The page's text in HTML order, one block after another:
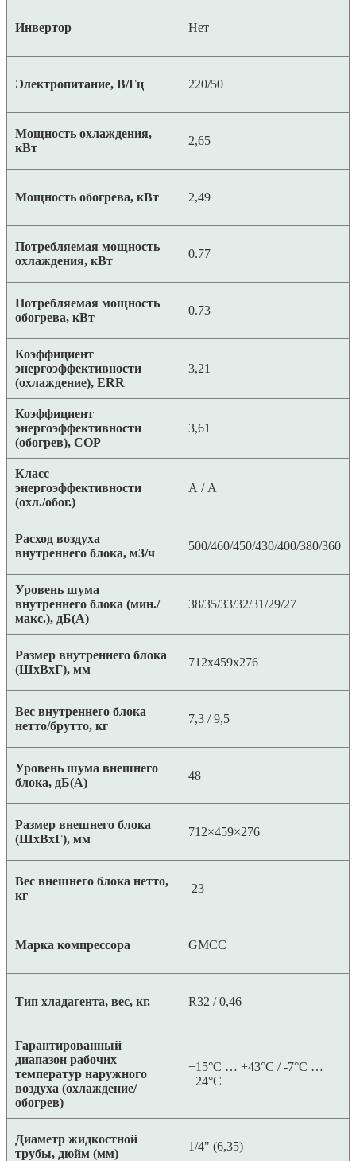
Инвертор Нет
Электропитание, В/Гц 220/50
Мощность охлаждения,
кВт
2,65
Мощность обогрева, кВт 2,49
Потребляемая мощность
охлаждения, кВт
0.77
Потребляемая мощность
обогрева, кВт
0.73
Коэффициент
энергоэффективности
(охлаждение), ERR
3,21
Коэффициент
энергоэффективности
(обогрев), COP
3,61
Класс
энергоэффективности
(охл./обог.)
A / A
Расход воздуха
внутреннего блока, м3/ч
500/460/450/430/400/380/360
Уровень шума
внутреннего блока (мин./
макс.), дБ(А)
38/35/33/32/31/29/27
Размер внутреннего блока
(ШхВхГ), мм
712x459x276
Вес внутреннего блока
нетто/брутто, кг
7,3 / 9,5
Уровень шума внешнего
блока, дБ(А)
48
Размер внешнего блока
(ШхВхГ), мм
712×459×276
Вес внешнего блока нетто,
кг
23
Марка компрессора GMCC
Тип хладагента, вес, кг. R32 / 0,46
Гарантированный
диапазон рабочих
температур наружного
воздуха (охлаждение/
обогрев)
+15°C … +43°C / -7°C …
+24°C
Диаметр жидкостной
трубы, дюйм (мм)
1/4" (6,35)